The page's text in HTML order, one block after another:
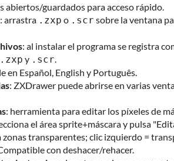
abiertos/guardados para acceso rápido.
: arrastra .zxp o .scr sobre la ventana
: al instalar el programa se registra
.zxp y .scr
en Español, English y Português.
: ZXDrawer puede abrirse en varias
: herramienta para editar los píxeles de
el área sprite+máscara y pulsa
transparentes; clic izquierdo =
con deshacer/rehacer.